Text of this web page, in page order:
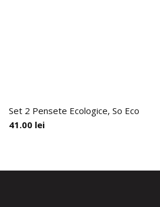
Set 2 Pensete Ecologice, So Eco
41.00 lei